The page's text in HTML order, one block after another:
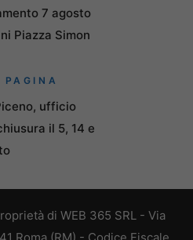
7 agosto
Piazza Simon
PAGINA
ufficio
il 5, 14 e
di WEB 365 SRL - Via